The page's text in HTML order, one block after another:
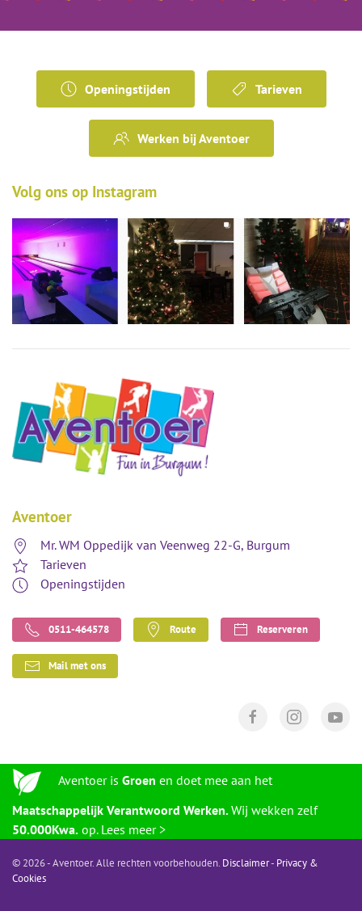
Openingstijden Tarieven
Werken bij Aventoer
Volg ons op Instagram
Aventoer
Mr. WM Oppedijk van Veenweg 22-G, Burgum
Tarieven
Openingstijden
0511-464578 Route Reserveren
Mail met ons
Aventoer is Groen en doet mee aan het
Maatschappelijk Verantwoord Werken.Wij wekken zelf
50.000Kwa. op. Lees meer >
© 2026 - Aventoer. Alle rechten voorbehouden. Disclaimer- Privacy &
Cookies